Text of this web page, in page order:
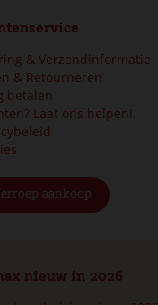
& Verzendinformatie
& Retourneren
betalen
Laat ons helpen!
aankoop
nieuw in 2026